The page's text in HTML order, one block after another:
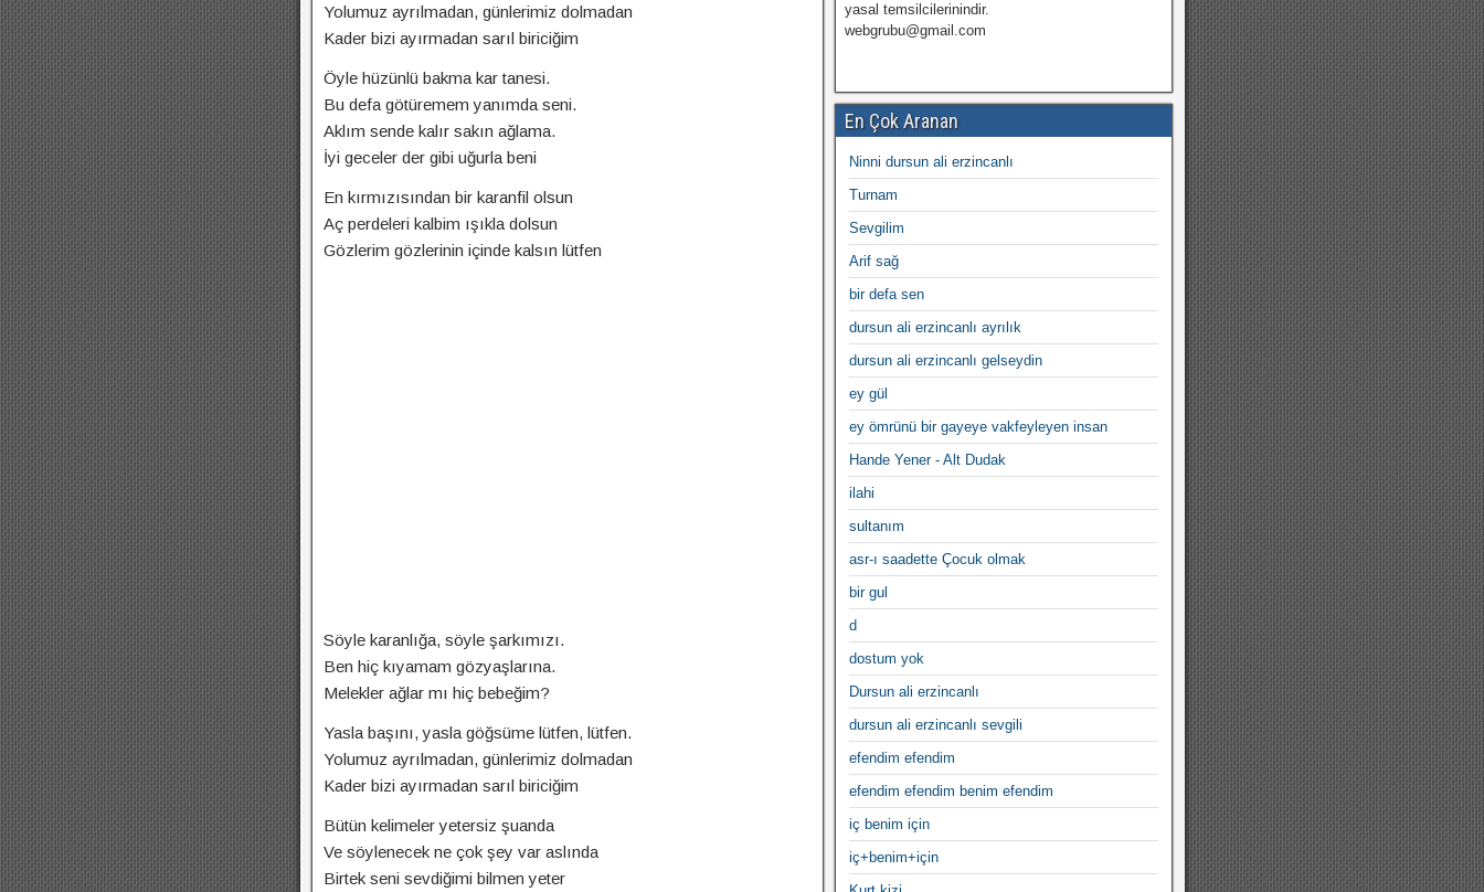
Yolumuz ayrılmadan, günlerimiz dolmadan
Kader bizi ayırmadan sarıl biriciğim
Öyle hüzünlü bakma kar tanesi.
Bu defa götüremem yanımda seni.
Aklım sende kalır sakın ağlama.
İyi geceler der gibi uğurla beni
En kırmızısından bir karanfil olsun
Aç perdeleri kalbim ışıkla dolsun
Gözlerim gözlerinin içinde kalsın lütfen
Söyle karanlığa, söyle şarkımızı.
Ben hiç kıyamam gözyaşlarına.
Melekler ağlar mı hiç bebeğim?
Yasla başını, yasla göğsüme lütfen, lütfen.
Yolumuz ayrılmadan, günlerimiz dolmadan
Kader bizi ayırmadan sarıl biriciğim
Bütün kelimeler yetersiz şuanda
Ve söylenecek ne çok şey var aslında
Birtek seni sevdiğimi bilmen yeter
yasal temsilcilerinindir.
webgrubu@gmail.com
En Çok Aranan
Ninni dursun ali erzincanlı
Turnam
Sevgilim
Arif sağ
bir defa sen
dursun ali erzincanlı ayrılık
dursun ali erzincanlı gelseydin
ey gül
ey ömrünü bir gayeye vakfeyleyen insan
Hande Yener - Alt Dudak
ilahi
sultanım
asr-ı saadette Çocuk olmak
bir gul
d
dostum yok
Dursun ali erzincanlı
dursun ali erzincanlı sevgili
efendim efendim
efendim efendim benim efendim
iç benim için
iç+benim+için